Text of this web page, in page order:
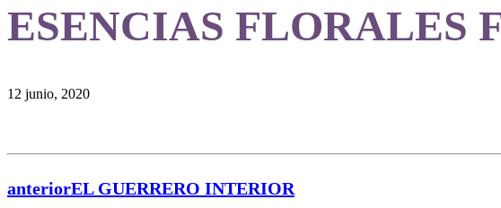
ESENCIAS FLORALES
12 junio, 2020
anteriorEL GUERRERO INTERIOR